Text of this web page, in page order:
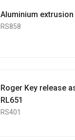
Aluminium
RS858
Roger Key release
RL651
RS401